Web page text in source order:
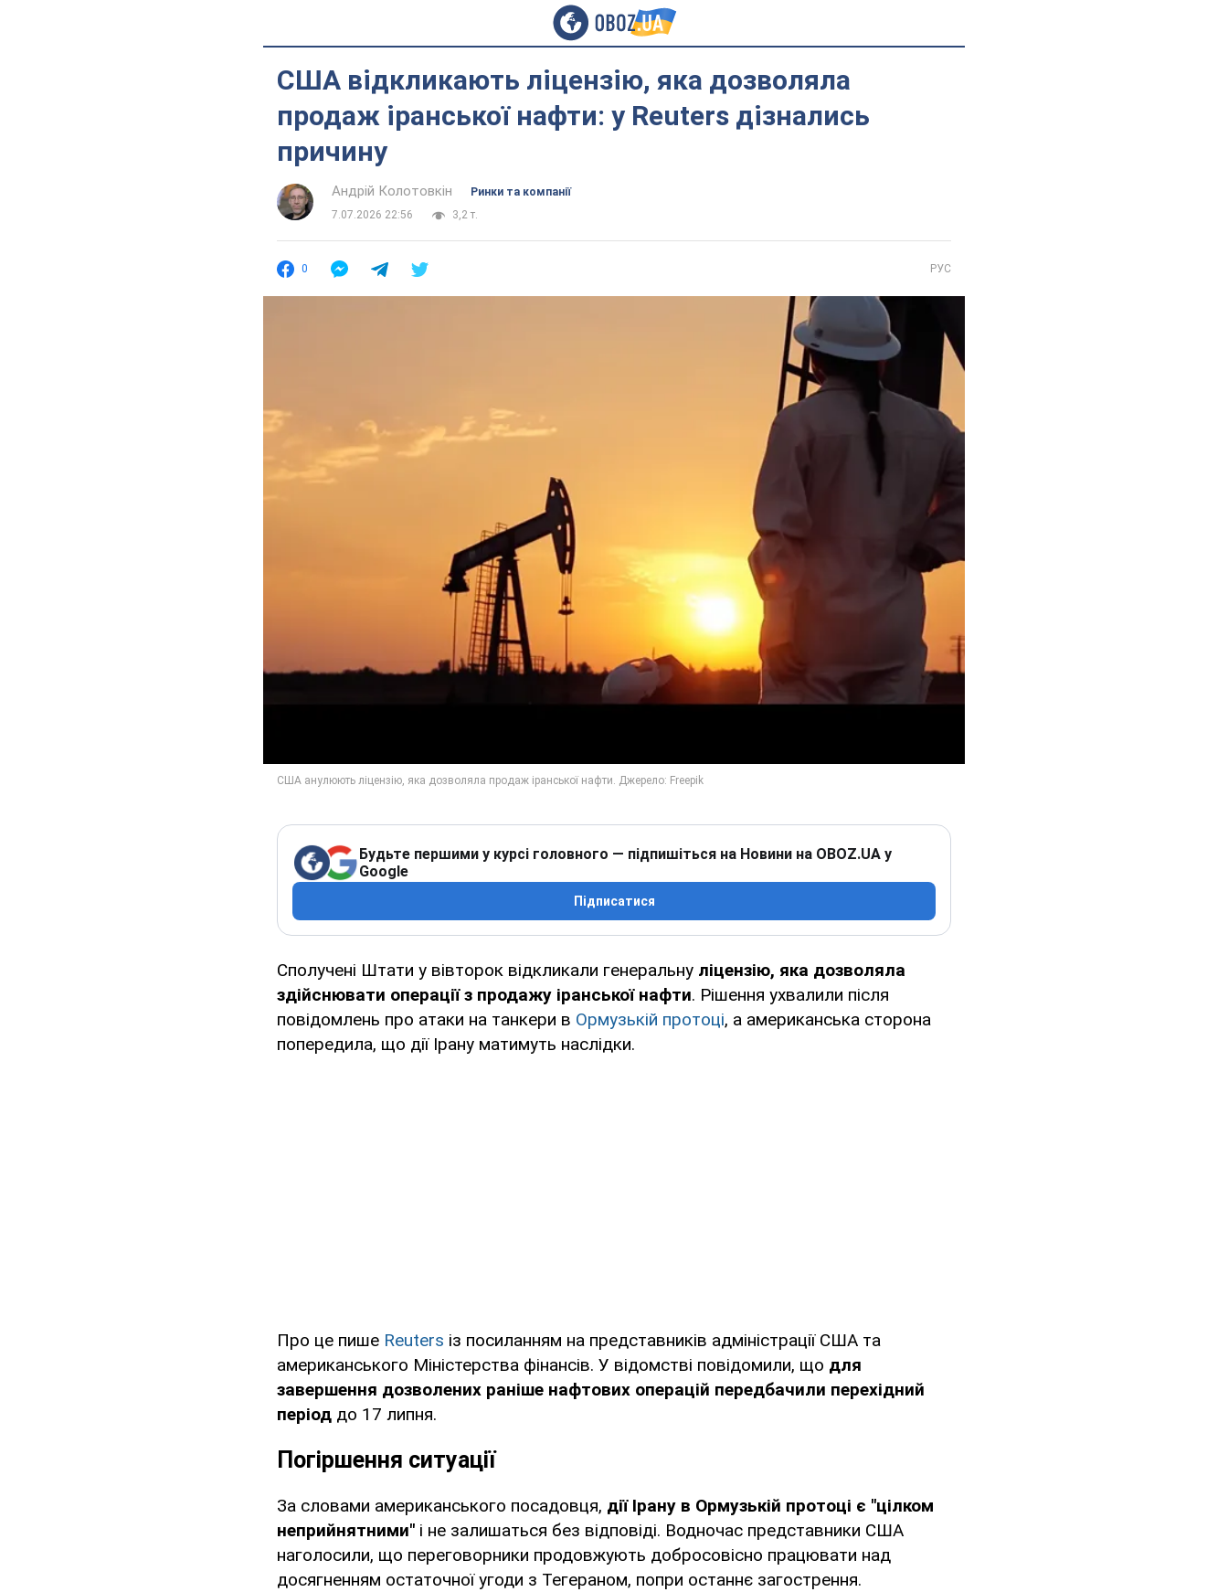
США відкликають ліцензію, яка дозволяла
продаж іранської нафти: у Reuters дізнались
причину
Андрій Колотовкін
Ринки та компанії
7.07.2026 22:56
3,2 т.
0 РУС
Будьте першими у курсі головного — підпишіться на Новини на OBOZ.UA у
Google
Підписатися
Сполучені Штати у вівторок відкликали генеральну ліцензію, яка дозволяла
здійснювати операції з продажу іранської нафти. Рішення ухвалили після
повідомлень про атаки на танкери в Ормузькій протоці, а американська сторона
попередила, що дії Ірану матимуть наслідки.
Про це пише Reuters із посиланням на представників адміністрації США та
американського Міністерства фінансів. У відомстві повідомили, що для
завершення дозволених раніше нафтових операцій передбачили перехідний
період до 17 липня.
Погіршення ситуації
За словами американського посадовця, дії Ірану в Ормузькій протоці є "цілком
неприйнятними" і не залишаться без відповіді. Водночас представники США
наголосили, що переговорники продовжують добросовісно працювати над
досягненням остаточної угоди з Тегераном, попри останнє загострення.